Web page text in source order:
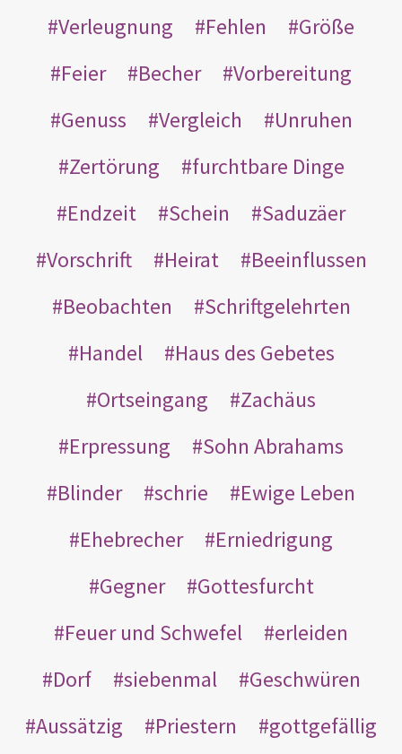
Verleugnung Fehlen
Größe
Feier
Becher
Vorbereitung
Genuss
Vergleich
Unruhen
Zertörung
furchtbare Dinge
Endzeit
Schein
Saduzäer
Vorschrift
Heirat
Beeinflussen
Beobachten
Schriftgelehrten
Handel
Haus des Gebetes
Ortseingang
Zachäus
Erpressung
Sohn Abrahams
Blinder
schrie
Ewige Leben
Ehebrecher
Erniedrigung
Gegner
Gottesfurcht
Feuer und Schwefel
erleiden
Dorf
siebenmal
Geschwüren
Aussätzig
Priestern
gottgefällig